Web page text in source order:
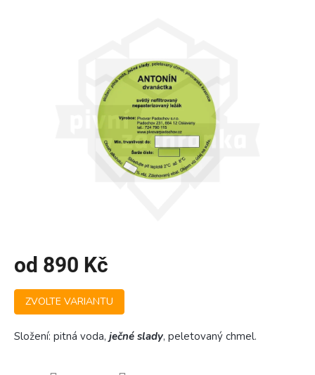
od 890 Kč
Měrná
cena:
ZVOLTE VARIANTU
Složení: pitná voda, ječné slady, peletovaný chmel.